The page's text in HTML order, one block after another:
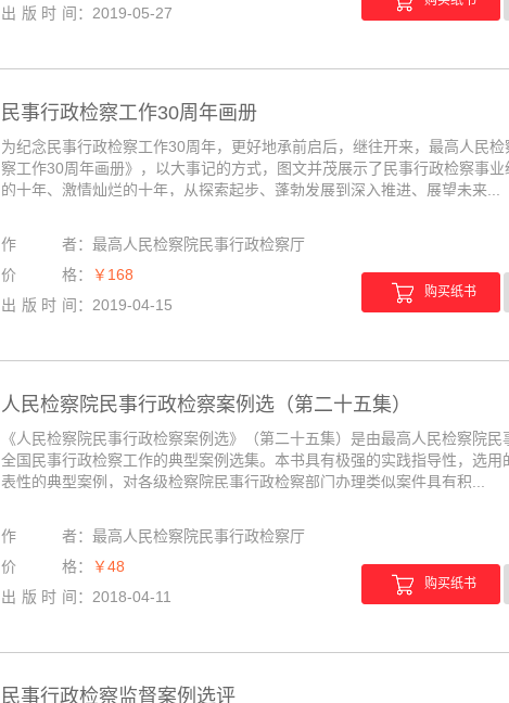
出版时间 ： 2019-05-27
民事行政检察工作30周年画册
为纪念民事行政检察工作30周年，更好地承前启后，继往开来，最高人民
察工作30周年画册》，以大事记的方式，图文并茂展示了民事行政检察事
的十年、激情灿烂的十年，从探索起步、蓬勃发展到深入推进、展望未来...
作者： 最高人民检察院民事行政检察厅
价格：
￥168
出版时间 ： 2019-04-15
购买纸书
人民检察院民事行政检察案例选（第二十五集）
《人民检察院民事行政检察案例选》（第二十五集）是由最高人民检察院
全国民事行政检察工作的典型案例选集。本书具有极强的实践指导性，选
表性的典型案例，对各级检察院民事行政检察部门办理类似案件具有积...
作者： 最高人民检察院民事行政检察厅
价格：
￥48
出版时间 ： 2018-04-11
购买纸书
民事行政检察监督案例选评